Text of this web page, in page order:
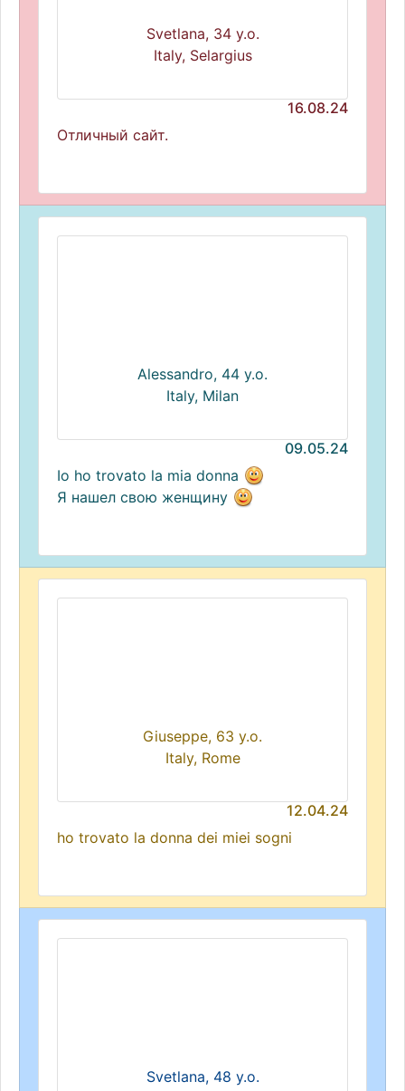
Svetlana, 34 y.o.
Italy, Selargius
16.08.24
Отличный сайт.
Alessandro, 44 y.o.
Italy, Milan
09.05.24
Io ho trovato la mia donna
Я нашел свою женщину
Giuseppe, 63 y.o.
Italy, Rome
12.04.24
ho trovato la donna dei miei sogni
Svetlana, 48 y.o.